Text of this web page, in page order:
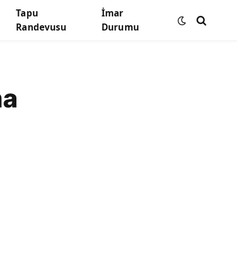
Tapu
Randevusu
İmar
Durumu